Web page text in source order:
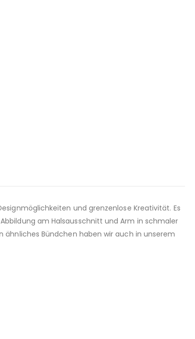
und grenzenlose Kreativität. Es
am Halsausschnitt und Arm in schmaler
ähnliches Bündchen haben wir auch in unserem